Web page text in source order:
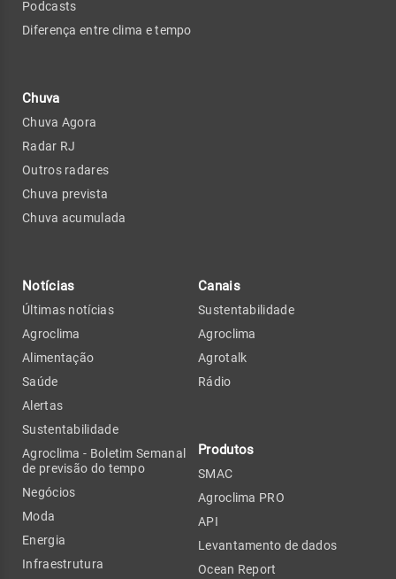
Podcasts
Diferença entre clima e tempo
Chuva
Chuva Agora
Radar RJ
Outros radares
Chuva prevista
Chuva acumulada
Notícias
Últimas notícias
Agroclima
Alimentação
Saúde
Alertas
Sustentabilidade
Agroclima - Boletim Semanal
de previsão do tempo
Negócios
Moda
Energia
Infraestrutura
Canais
Sustentabilidade
Agroclima
Agrotalk
Rádio
Produtos
SMAC
Agroclima PRO
API
Levantamento de dados
Ocean Report